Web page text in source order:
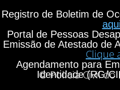
Registro de Boletim de
Portal de Pessoas
Emissão de Atestado de
Clique
Agendamento para
Identidade (RG/
© Polícia Civil do